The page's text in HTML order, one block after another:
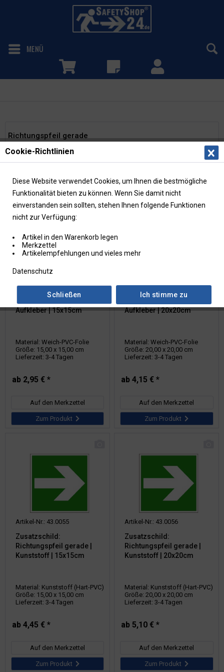
MENÜ
Richtungspfeil gerade
Zusatzschild:
Aufkleber | 15x15cm
Material: Weich-PVC-Folie
Größe: 15,00 x 15,00 cm
Lieferzeit: 3-4 Tagen
ab 2,95 € *
Auf den Merkzettel
Zum Produkt
Zusatzschild:
Aufkleber | 20x20cm
Material: Weich-PVC-Folie
Größe: 20,00 x 20,00 cm
Lieferzeit: 3-4 Tagen
ab 4,15 € *
Auf den Merkzettel
Zum Produkt
Artikel-Nr.: 43.0055
Zusatzschild:
Richtungspfeil gerade |
Kunststoff | 15x15cm
Material: Kunststoff (Hart-PVC)
Größe: 15,00 x 15,00 cm
Lieferzeit: 3-4 Tagen
ab 4,45 € *
Auf den Merkzettel
Zum Produkt
Artikel-Nr.: 43.0056
Zusatzschild:
Richtungspfeil gerade |
Kunststoff | 20x20cm
Material: Kunststoff (Hart-PVC)
Größe: 20,00 x 20,00 cm
Lieferzeit: 3-4 Tagen
ab 5,10 € *
Auf den Merkzettel
Zum Produkt
Cookie-Richtlinien
Diese Website verwendet Cookies, um Ihnen die bestmögliche
Funktionalität bieten zu können. Wenn Sie damit nicht
einverstanden sein sollten, stehen Ihnen folgende Funktionen
nicht zur Verfügung:
Artikel in den Warenkorb legen
Merkzettel
Artikelempfehlungen und vieles mehr
Datenschutz
Ich stimme zu
Schließen